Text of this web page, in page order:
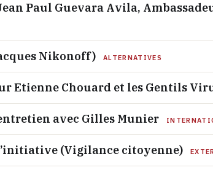
Paul Guevara Avila,
Nikonoff) ALTERNATIVES
Etienne Chouard et les Gentils
avec Gilles Munier
(Vigilance citoyenne)